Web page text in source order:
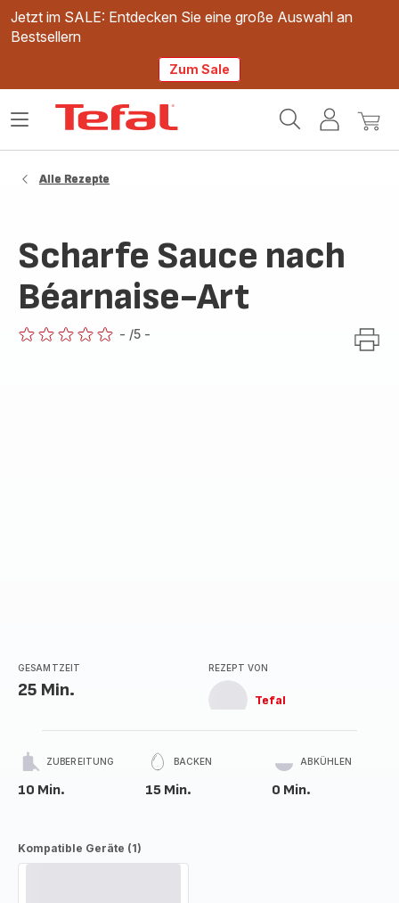
Jetzt im SALE: Entdecken Sie eine große Auswahl an
Bestsellern
Zum Sale
Mein
Mein
Das
Alle Rezepte
Scharfe Sauce nach
Béarnaise-Art
- /5 -
GESAMTZEIT
25 Min.
REZEPT VON
Tefal
ZUBEREITUNG
10 Min.
BACKEN
15 Min.
ABKÜHLEN
0 Min.
Kompatible Geräte (1)